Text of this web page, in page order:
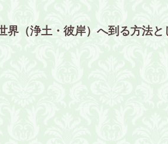
（浄土・彼岸）へ到る方法と